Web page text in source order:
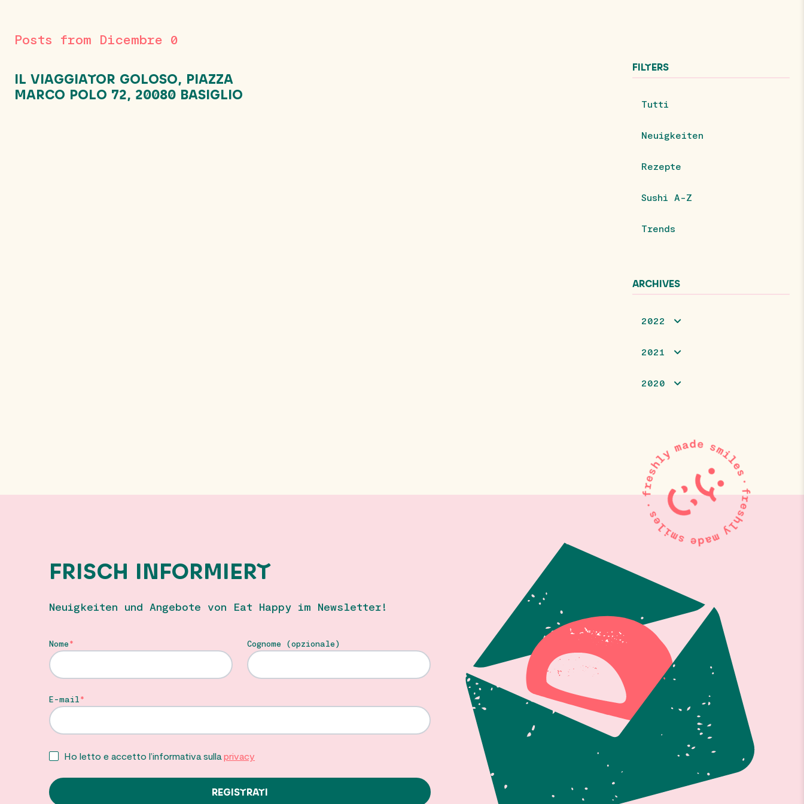
Posts from Dicembre 0
IL VIAGGIATOR GOLOSO, PIAZZA
MARCO POLO 72, 20080 BASIGLIO
FILTERS
Tutti
Neuigkeiten
Rezepte
Sushi A-Z
Trends
ARCHIVES
2022
2021
2020
FRISCH INFORMIERT
Neuigkeiten und Angebote von Eat Happy im Newsletter!
Nome Cognome (opzionale)
E-mail
Ho letto e accetto l’informativa sullaprivacy